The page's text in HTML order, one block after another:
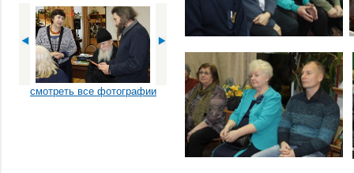
смотреть все фотографии